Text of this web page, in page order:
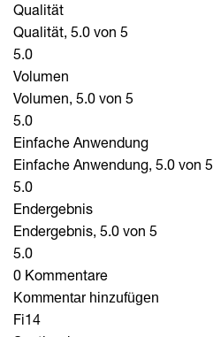
Qualität
Qualität, 5.0 von 5
5.0
Volumen
Volumen, 5.0 von 5
5.0
Einfache Anwendung
Einfache Anwendung, 5.0 von 5
5.0
Endergebnis
Endergebnis, 5.0 von 5
5.0
0 Kommentare
Kommentar hinzufügen
Fi14